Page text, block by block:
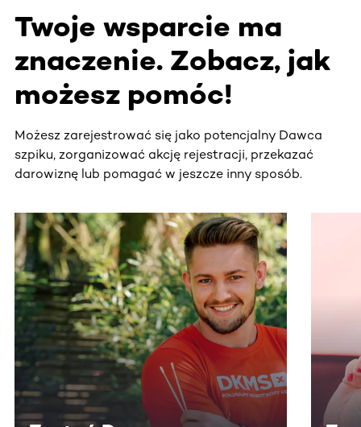
Twoje wsparcie ma
znaczenie. Zobacz, jak
możesz pomóc!
Możesz zarejestrować się jako potencjalny Dawca
szpiku, zorganizować akcję rejestracji, przekazać
darowiznę lub pomagać w jeszcze inny sposób.
Ta sekcja zawiera treści przewijane w poziomie. Użyj